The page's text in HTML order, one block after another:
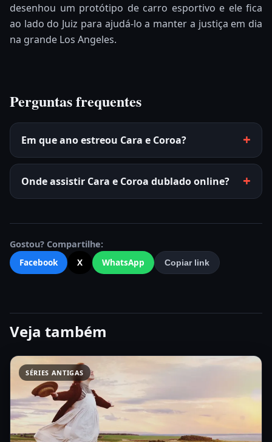
desenhou um protótipo de carro esportivo e ele fica
ao lado do Juiz para ajudá-lo a manter a justiça em dia
na grande Los Angeles.
Perguntas frequentes
Em que ano estreou Cara e Coroa?
Onde assistir Cara e Coroa dublado online?
Gostou? Compartilhe:
Facebook
X WhatsApp Copiar link
Veja também
SÉRIES ANTIGAS